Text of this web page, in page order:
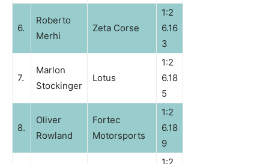
6.
Roberto
Merhi
Zeta Corse
1:2
6.16
3
7.
Marlon
Stockinger
Lotus
1:2
6.18
5
8.
Oliver
Rowland
Fortec
Motorsports
1:2
6.18
9